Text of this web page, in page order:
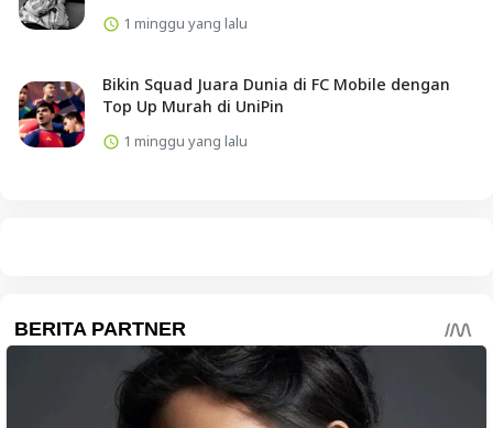
1 minggu yang lalu
Bikin Squad Juara Dunia di FC Mobile dengan
Top Up Murah di UniPin
1 minggu yang lalu